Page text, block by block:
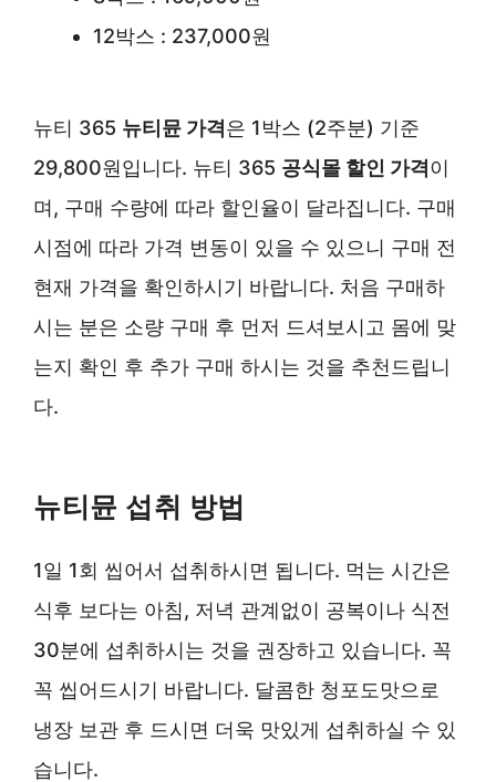
12박스 : 237,000원
뉴티 365 뉴티뮨 가격 은 1박스 (2주분) 기준
29,800원입니다. 뉴티 365 공식몰 할인 가격 이
며, 구매 수량에 따라 할인율이 달라집니다. 구매
시점에 따라 가격 변동이 있을 수 있으니 구매 전
현재 가격을 확인하시기 바랍니다. 처음 구매하
시는 분은 소량 구매 후 먼저 드셔보시고 몸에 맞
는지 확인 후 추가 구매 하시는 것을 추천드립니
다.
뉴티뮨 섭취 방법
1일 1회 씹어서 섭취하시면 됩니다. 먹는 시간은
식후 보다는 아침, 저녁 관계없이 공복이나 식전
30분에 섭취하시는 것을 권장하고 있습니다. 꼭
꼭 씹어드시기 바랍니다. 달콤한 청포도맛으로
냉장 보관 후 드시면 더욱 맛있게 섭취하실 수 있
습니다.